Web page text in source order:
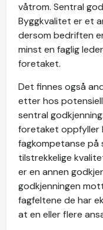
våtrom. Sentral
Byggkvalitet er et
dersom bedriften
minst en faglig
foretaket.
Det finnes også
etter hos
sentral
foretaket oppfyller
fagkompetanse
tilstrekkelige
er en annen
godkjenningen
fagfeltene de har
at en eller flere